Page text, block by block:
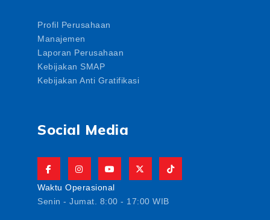
Profil Perusahaan
Manajemen
Laporan Perusahaan
Kebijakan SMAP
Kebijakan Anti Gratifikasi
Social Media
Waktu Operasional
Senin - Jumat. 8:00 - 17:00 WIB